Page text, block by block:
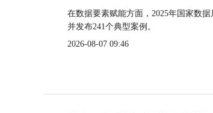
在数据要素赋能方面，2025年国家数
并发布241个典型案例。
2026-08-07 09:46